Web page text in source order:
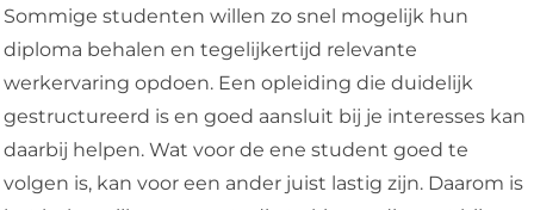
Sommige studenten willen zo snel mogelijk hun
diploma behalen en tegelijkertijd relevante
werkervaring opdoen. Een opleiding die duidelijk
gestructureerd is en goed aansluit bij je interesses kan
daarbij helpen. Wat voor de ene student goed te
volgen is, kan voor een ander juist lastig zijn. Daarom is